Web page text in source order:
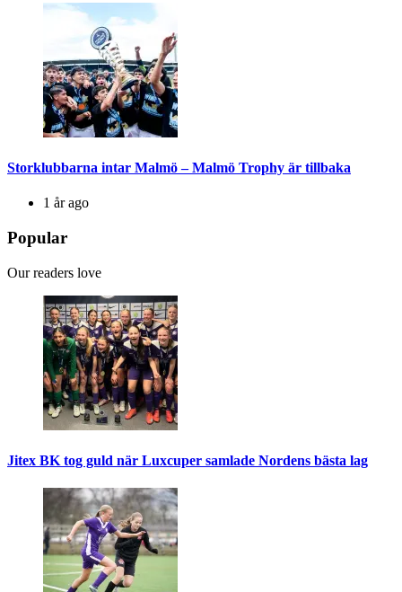
Storklubbarna intar Malmö – Malmö Trophy är tillbaka
1 år ago
Popular
Our readers love
Jitex BK tog guld när Luxcuper samlade Nordens bästa lag